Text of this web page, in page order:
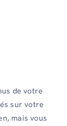
de votre
sur votre
mais vous